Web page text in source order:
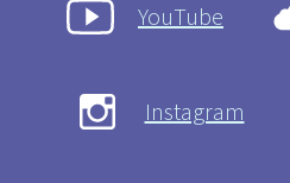
YouTube
Instagram